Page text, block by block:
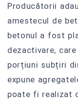
Producătorii
amestecul de
betonul a fost
dezactivare,
porțiuni subțiri
expune
poate fi realizat